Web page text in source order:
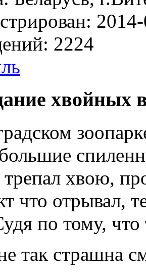
2224
хвойных
трепал хвою,
что отрывал,
по тому,
так страшна